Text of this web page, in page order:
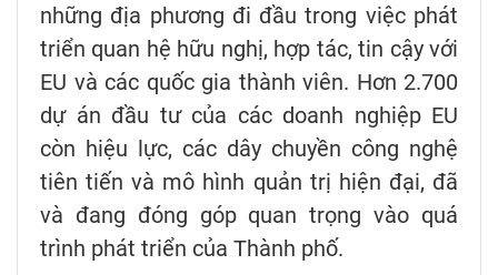
những địa phương đi đầu trong việc phát
triển quan hệ hữu nghị, hợp tác, tin cậy với
EU và các quốc gia thành viên. Hơn 2.700
dự án đầu tư của các doanh nghiệp EU
còn hiệu lực, các dây chuyền công nghệ
tiên tiến và mô hình quản trị hiện đại, đã
và đang đóng góp quan trọng vào quá
trình phát triển của Thành phố.